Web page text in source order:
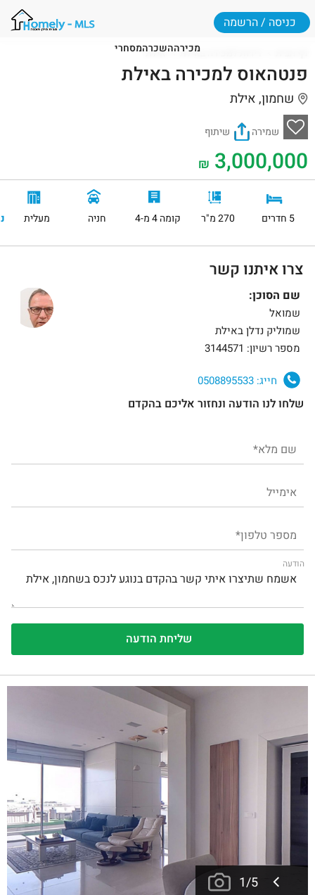
מכירההשכרהמסחרי
כניסה / הרשמה
דירות למכירה באילת אילת
פנטהאוס למכירה באילת
שחמון, אילת
שמירה שיתוף
3,000,000
₪
5 חדרים 270 מ"ר קומה 4 מ-4 חניה מעלית
צרו איתנו קשר
שם הסוכן:
שמואל
שמוליק נדלן באילת
מספר רשיון: 3144571
חייג:
שלחו לנו הודעה ונחזור אליכם בהקדם
הודעה
1/5